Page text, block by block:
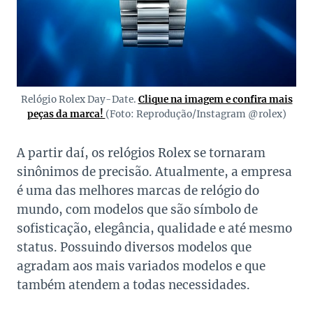
Relógio Rolex Day-Date. Clique na imagem e confira mais
peças da marca! (Foto: Reprodução/Instagram @rolex)
A partir daí, os relógios Rolex se tornaram
sinônimos de precisão. Atualmente, a empresa
é uma das melhores marcas de relógio do
mundo, com modelos que são símbolo de
sofisticação, elegância, qualidade e até mesmo
status. Possuindo diversos modelos que
agradam aos mais variados modelos e que
também atendem a todas necessidades.